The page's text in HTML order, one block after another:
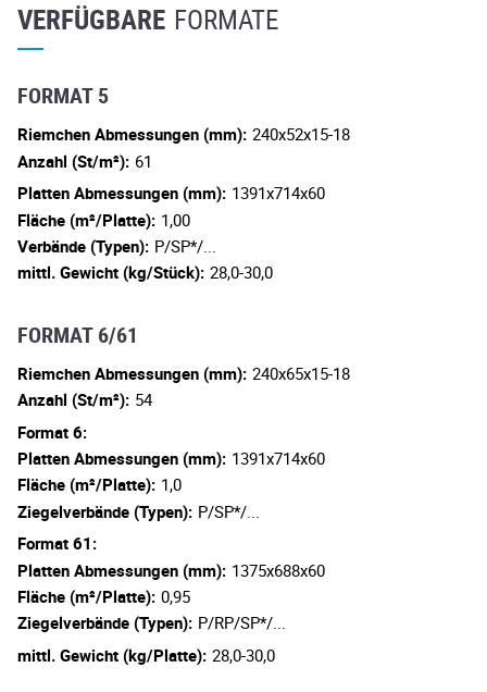
VERFÜGBARE FORMATE
FORMAT 5
Riemchen Abmessungen (mm): 240x52x15-18
Anzahl (St/m²): 61
Platten Abmessungen (mm): 1391x714x60
Fläche (m²/Platte): 1,00
Verbände (Typen): P/SP*/...
mittl. Gewicht (kg/Stück): 28,0-30,0
FORMAT 6/61
Riemchen Abmessungen (mm): 240x65x15-18
Anzahl (St/m²): 54
Format 6:
Platten Abmessungen (mm): 1391x714x60
Fläche (m²/Platte): 1,0
Ziegelverbände (Typen): P/SP*/...
Format 61:
Platten Abmessungen (mm): 1375x688x60
Fläche (m²/Platte): 0,95
Ziegelverbände (Typen): P/RP/SP*/...
mittl. Gewicht (kg/Platte): 28,0-30,0